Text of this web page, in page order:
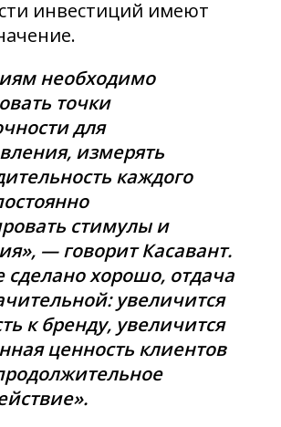
инвестиций имеют
необходимо
точки
для
измерять
каждого
стимулы и
— говорит Касавант.
сделано хорошо, отдача
увеличится
к бренду, увеличится
ценность клиентов